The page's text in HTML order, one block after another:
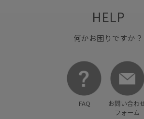
HELP
何かお困りですか？
FAQ
お問い合わ
フォーム